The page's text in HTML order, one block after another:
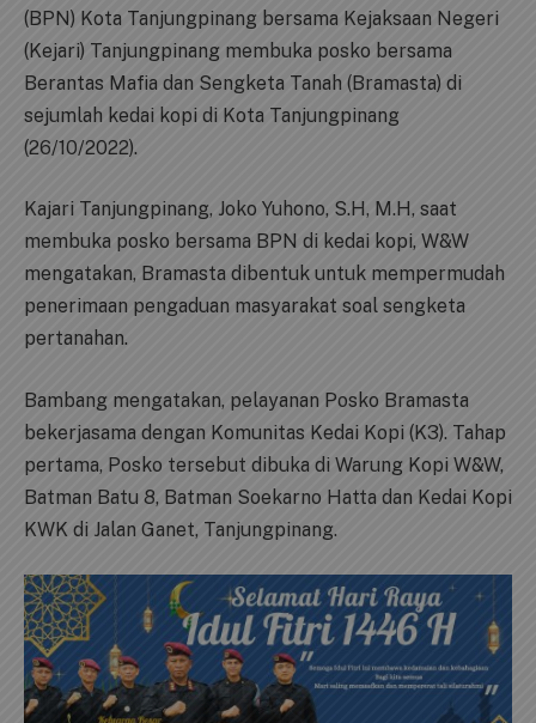
(BPN) Kota Tanjungpinang bersama Kejaksaan Negeri
(Kejari) Tanjungpinang membuka posko bersama
Berantas Mafia dan Sengketa Tanah (Bramasta) di
sejumlah kedai kopi di Kota Tanjungpinang
(26/10/2022).
Kajari Tanjungpinang, Joko Yuhono, S.H, M.H, saat
membuka posko bersama BPN di kedai kopi, W&W
mengatakan, Bramasta dibentuk untuk mempermudah
penerimaan pengaduan masyarakat soal sengketa
pertanahan.
Bambang mengatakan, pelayanan Posko Bramasta
bekerjasama dengan Komunitas Kedai Kopi (K3). Tahap
pertama, Posko tersebut dibuka di Warung Kopi W&W,
Batman Batu 8, Batman Soekarno Hatta dan Kedai Kopi
KWK di Jalan Ganet, Tanjungpinang.